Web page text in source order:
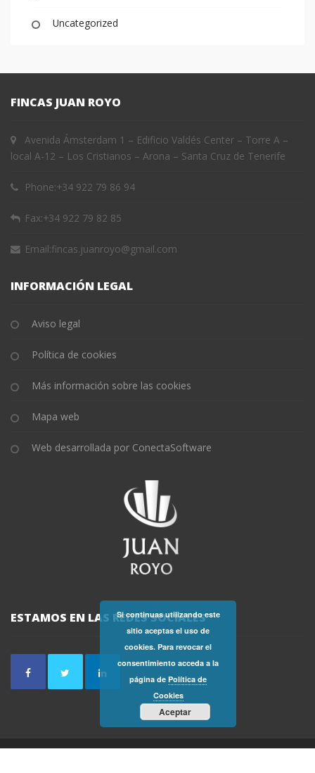
Uncategorized
FINCAS JUAN ROYO
Avenida Ámsterdam 1 – Edificio Valdés Center – Torre A –
local A-12 – Los Cristianos – Arona – Santa Cruz de Tenerife
Phone:+34 922 79 86 94
Fax:+34 922 79 82 85
Email:fincas.juanroyo@gmail.com
INFORMACIÓN LEGAL
Aviso legal
Política de cookies
Más información sobre las cookies
Mapa web
Web desarrollada por ConectaSoftware
ESTAMOS EN LAS REDES SOCIALES
Si continuas utilizando este
sitio aceptas el uso de
cookies. Para revocar el
consentimiento acceda a la
página de Política de
Cookies
Aceptar